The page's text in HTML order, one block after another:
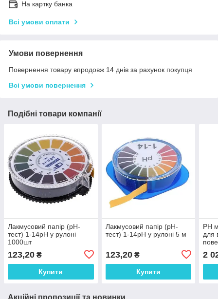
На картку банка
Всі умови оплати
Умови повернення
Повернення товару впродовж 14 днів за рахунок покупця
Всі умови повернення
Подібні товари компанії
Лакмусовий папір (pH-
тест) 1-14рН у рулоні
1000шт
123,20 ₴
Купити
Лакмусовий папір (pH-
тест) 1-14рН у рулоні 5 м
123,20₴
Купити
РН
для
2
Акційні пропозиції та новинки